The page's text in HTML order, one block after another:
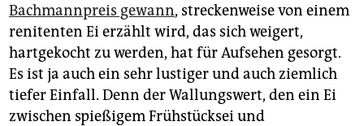
genossenschaft
epaper login
Bachmannpreis gewann, streckenweise von einem
renitenten Ei erzählt wird, das sich weigert,
hartgekocht zu werden, hat für Aufsehen gesorgt.
Es ist ja auch ein sehr lustiger und auch ziemlich
tiefer Einfall. Denn der Wallungswert, den ein Ei
zwischen spießigem Frühstücksei und